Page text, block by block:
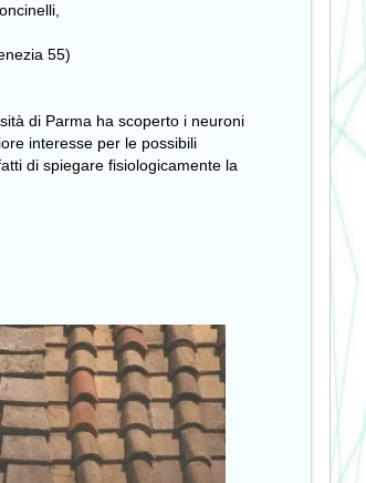
55)
di Parma ha scoperto i neuroni
interesse per le possibili
di spiegare fisiologicamente la